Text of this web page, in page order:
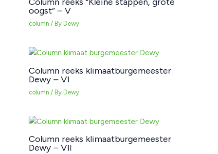
oogst” – V
column / By Dewy
Column reeks klimaatburgemeester
Dewy – VI
column / By Dewy
Column reeks klimaatburgemeester
Dewy – VII